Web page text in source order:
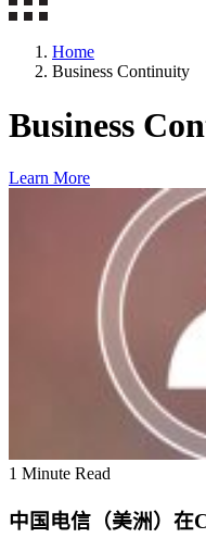
Home
Business Continuity
Business
Learn More
1 Minute Read
中国电信（美洲）在